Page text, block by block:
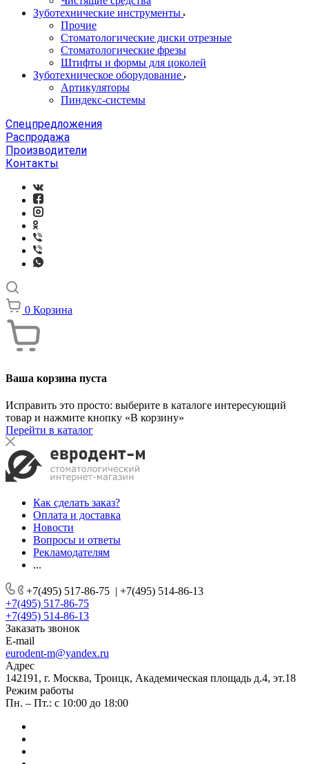
Зуботехнические инструменты
Прочие
Стоматологические диски отрезные
Стоматологические фрезы
Штифты и формы для цоколей
Зуботехническое оборудование
Артикуляторы
Пиндекс-системы
Спецпредложения
Распродажа
Производители
Контакты
0 Корзина
Ваша корзина пуста
Исправить это просто: выберите в каталоге интересующий
товар и нажмите кнопку «В корзину»
Перейти в каталог
Как сделать заказ?
Оплата и доставка
Новости
Вопросы и ответы
Рекламодателям
...
+7(495) 517-86-75 | +7(495) 514-86-13
+7(495) 517-86-75
+7(495) 514-86-13
Заказать звонок
E-mail
eurodent-m@yandex.ru
Адрес
142191, г. Москва, Троицк, Академическая площадь д.4, эт.18
Режим работы
Пн. – Пт.: с 10:00 до 18:00